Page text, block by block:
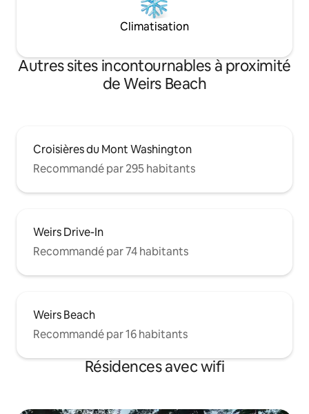
Climatisation
Autres sites incontournables à proximité
de Weirs Beach
Croisières du Mont Washington
Recommandé par 295 habitants
Weirs Drive-In
Recommandé par 74 habitants
Weirs Beach
Recommandé par 16 habitants
Résidences avec wifi